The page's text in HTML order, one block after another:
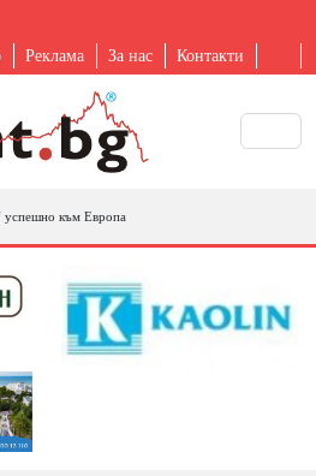
Реклама За нас Контакти
успешно към Европа